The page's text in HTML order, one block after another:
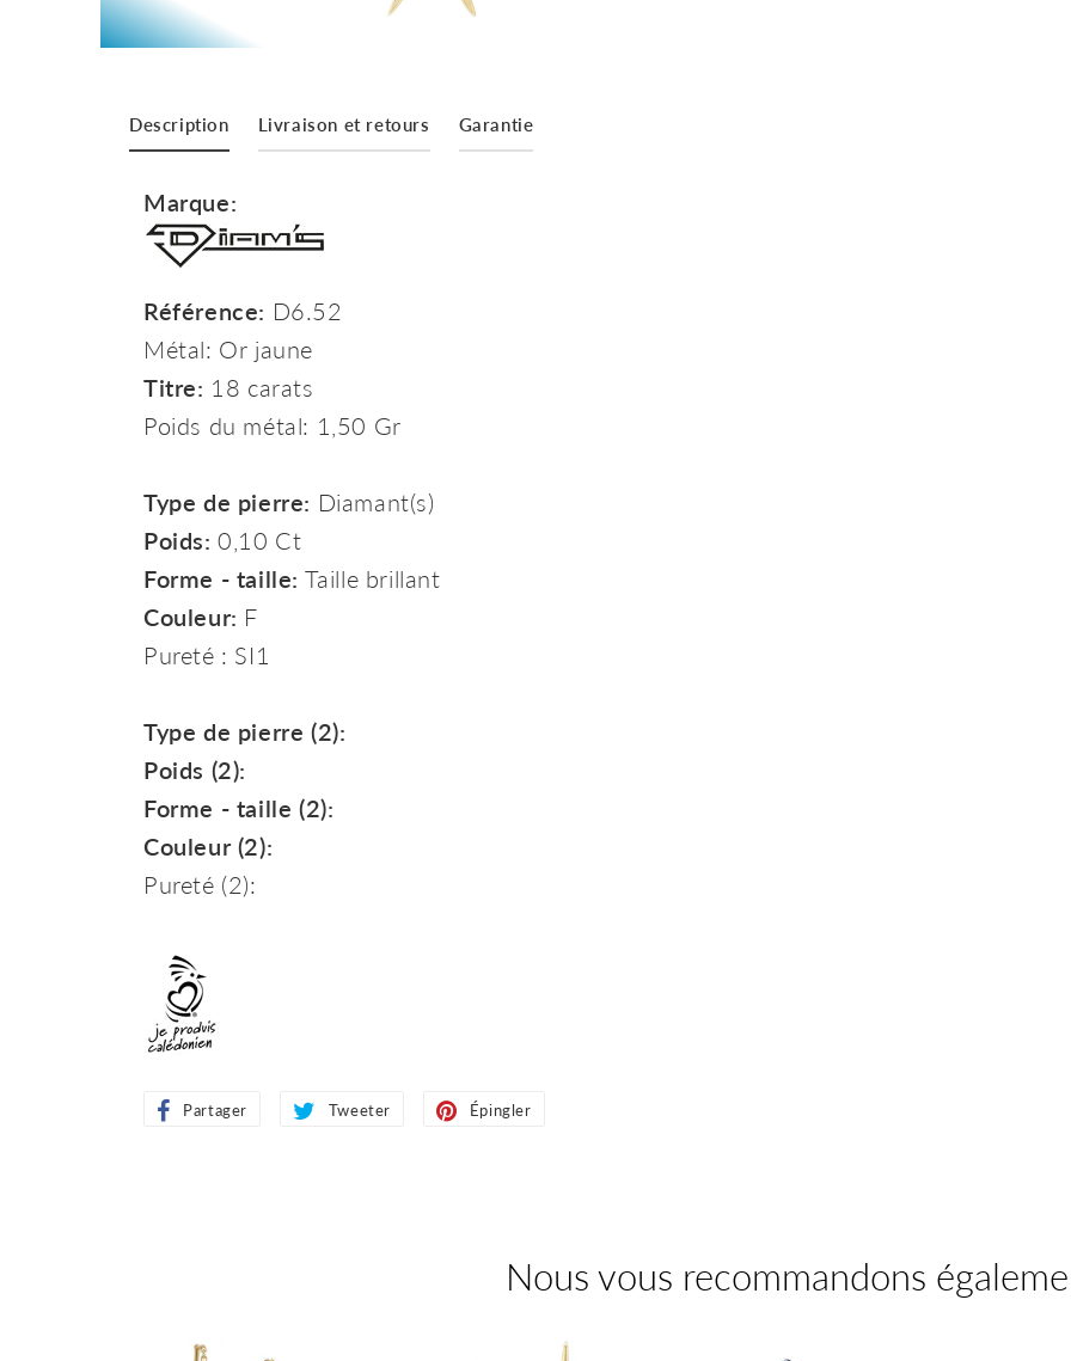
Description Livraison et retours Garantie
Marque:
Référence: D6.52
Métal: Or jaune
Titre: 18 carats
Poids du métal: 1,50 Gr
Type de pierre: Diamant(s)
Poids: 0,10 Ct
Forme - taille: Taille brillant
Couleur: F
Pureté : SI1
Type de pierre (2):
Poids (2):
Forme - taille (2):
Couleur (2):
Pureté (2):
Partager
Partager
Tweeter
Tweeter
Épingler
Nous vous recommandons